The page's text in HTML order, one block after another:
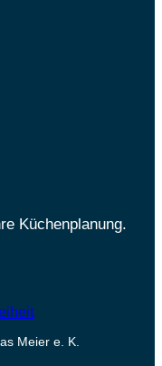
Küchenplanung.
Meier e. K.